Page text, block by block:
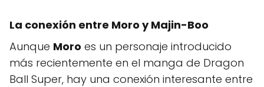
La conexión entre Moro y Majin-Boo
Aunque Moro es un personaje introducido
más recientemente en el manga de Dragon
Ball Super, hay una conexión interesante entre